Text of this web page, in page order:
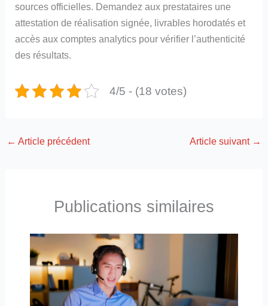
sources officielles. Demandez aux prestataires une
attestation de réalisation signée, livrables horodatés et
accès aux comptes analytics pour vérifier l’authenticité
des résultats.
4/5 - (18 votes)
← Article précédent Article suivant →
Publications similaires